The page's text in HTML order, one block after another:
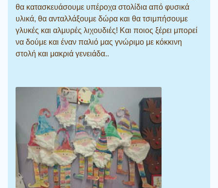
θα κατασκευάσουμε υπέροχα στολίδια από φυσικά
υλικά, θα ανταλλάξουμε δώρα και θα τσιμπήσουμε
γλυκές και αλμυρές λιχουδιές! Και ποιος ξέρει μπορεί
να δούμε και έναν παλιό μας γνώριμο με κόκκινη
στολή και μακριά γενειάδα..